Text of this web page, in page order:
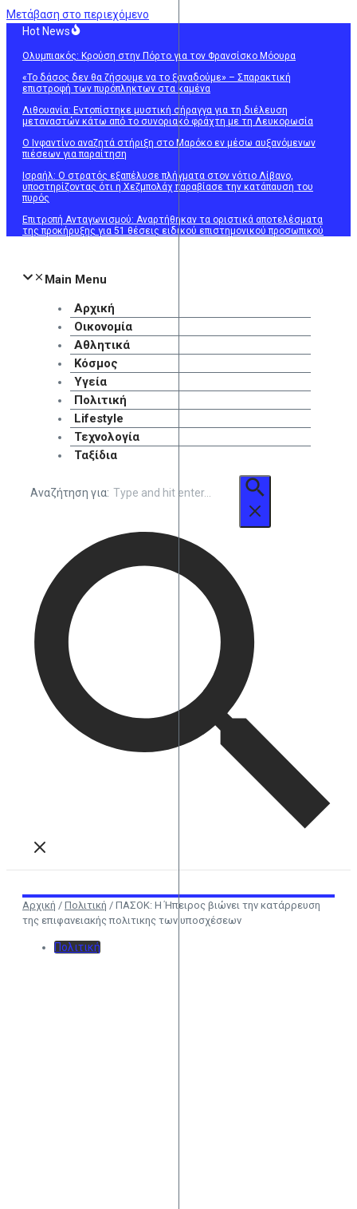
Μετάβαση στο περιεχόμενο
Hot News
Ολυμπιακός: Κρούση στην Πόρτο για τον Φρανσίσκο Μόουρα
«Το δάσος δεν θα ζήσουμε να το ξαναδούμε» – Σπαρακτική
επιστροφή των πυρόπληκτων στα καμένα
Λιθουανία: Εντοπίστηκε μυστική σήραγγα για τη διέλευση
μεταναστών κάτω από το συνοριακό φράχτη με τη Λευκορωσία
Ο Ινφαντίνο αναζητά στήριξη στο Μαρόκο εν μέσω αυξανόμενων
πιέσεων για παραίτηση
Ισραήλ: Ο στρατός εξαπέλυσε πλήγματα στον νότιο Λίβανο,
υποστηρίζοντας ότι η Χεζμπολάχ παραβίασε την κατάπαυση του
πυρός
Επιτροπή Ανταγωνισμού: Αναρτήθηκαν τα οριστικά αποτελέσματα
της προκήρυξης για 51 θέσεις ειδικού επιστημονικού προσωπικού
Main Menu
Αρχική
Οικονομία
Αθλητικά
Κόσμος
Υγεία
Πολιτική
Lifestyle
Τεχνολογία
Ταξίδια
Αναζήτηση για:
Αρχική / Πολιτική / ΠΑΣΟΚ: Η Ήπειρος βιώνει την κατάρρευση
της επιφανειακής πολιτικης των υποσχέσεων
Πολιτική